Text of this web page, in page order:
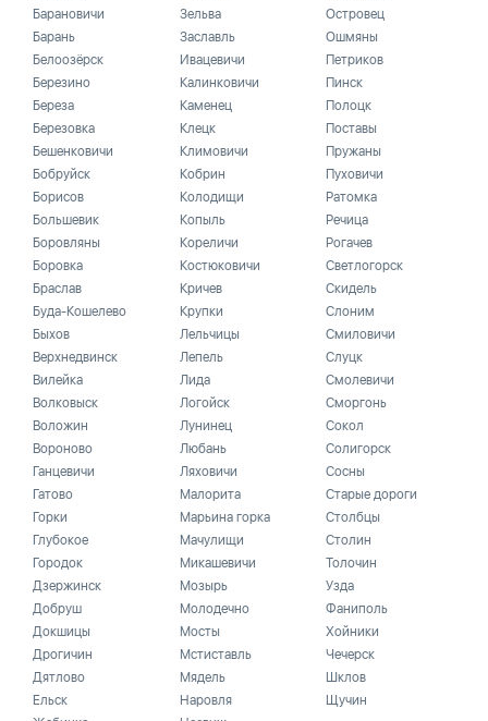
Барановичи
Барань
Белоозёрск
Березино
Береза
Березовка
Бешенковичи
Бобруйск
Борисов
Большевик
Боровляны
Боровка
Браслав
Буда-Кошелево
Быхов
Верхнедвинск
Вилейка
Волковыск
Воложин
Вороново
Ганцевичи
Гатово
Горки
Глубокое
Городок
Дзержинск
Добруш
Докшицы
Дрогичин
Дятлово
Ельск
Зельва
Заславль
Ивацевичи
Калинковичи
Каменец
Клецк
Климовичи
Кобрин
Колодищи
Копыль
Кореличи
Костюковичи
Кричев
Крупки
Лельчицы
Лепель
Лида
Логойск
Лунинец
Любань
Ляховичи
Малорита
Марьина горка
Мачулищи
Микашевичи
Мозырь
Молодечно
Мосты
Мстиставль
Мядель
Наровля
Островец
Ошмяны
Петриков
Пинск
Полоцк
Поставы
Пружаны
Пуховичи
Ратомка
Речица
Рогачев
Светлогорск
Скидель
Слоним
Смиловичи
Слуцк
Смолевичи
Сморгонь
Сокол
Солигорск
Сосны
Старые дороги
Столбцы
Столин
Толочин
Узда
Фаниполь
Хойники
Чечерск
Шклов
Щучин